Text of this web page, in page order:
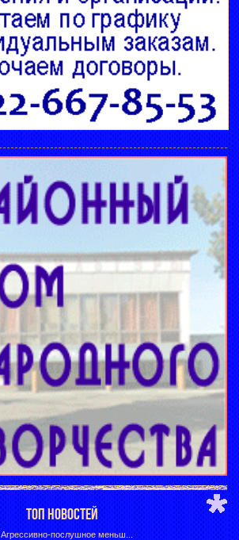
ТОП НОВОСТЕЙ
Агрессивно-послушное меньш...